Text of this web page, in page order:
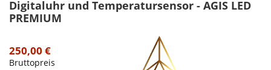
Digitaluhr und Temperatursensor - AGIS LED
PREMIUM
250,00 €
Bruttopreis